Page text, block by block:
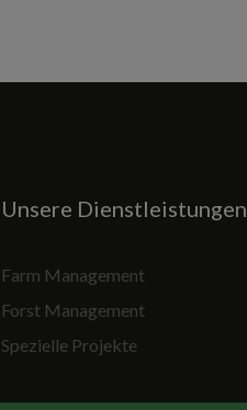
Unsere Dienstleistungen
Farm Management
Forst Management
Spezielle Projekte